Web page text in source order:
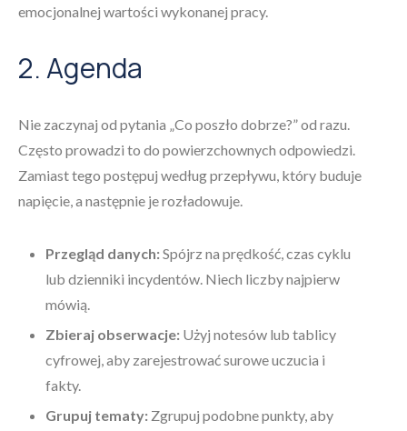
emocjonalnej wartości wykonanej pracy.
2. Agenda
Nie zaczynaj od pytania „Co poszło dobrze?” od razu.
Często prowadzi to do powierzchownych odpowiedzi.
Zamiast tego postępuj według przepływu, który buduje
napięcie, a następnie je rozładowuje.
Przegląd danych:Spójrz na prędkość, czas cyklu
lub dzienniki incydentów. Niech liczby najpierw
mówią.
Zbieraj obserwacje: Użyj notesów lub tablicy
cyfrowej, aby zarejestrować surowe uczucia i
fakty.
Grupuj tematy: Zgrupuj podobne punkty, aby